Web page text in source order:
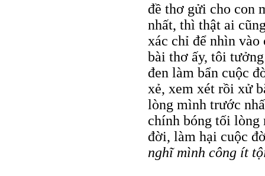
đề thơ gửi cho con
nhất, thì thật ai
xác chỉ để nhìn vào
bài thơ ấy, tôi
đen làm bẩn cuộc
xẻ, xem xét rồi xử
lòng mình trước
chính bóng tối lòng
đời, làm hại cuộc
nghĩ mình công ít